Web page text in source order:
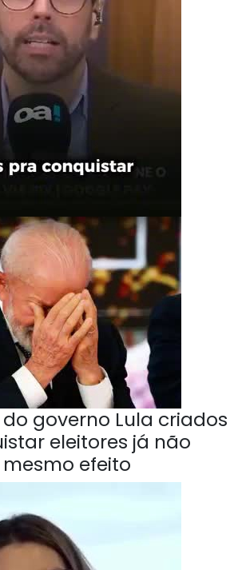
governo Lula criados
eleitores já não
efeito